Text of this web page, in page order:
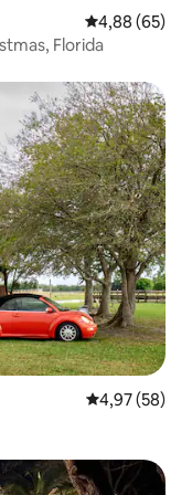
Průměrné
4,88 (65)
Florida
Průměrné
4,97 (58)